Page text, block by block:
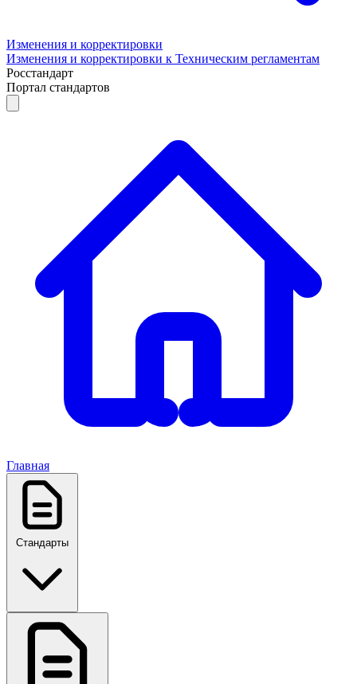
Изменения и корректировки
Изменения и корректировки к Техническим регламентам
Росстандарт
Портал стандартов
Главная
Стандарты
ГОСТ, ГОСТ Р, ПНСТ